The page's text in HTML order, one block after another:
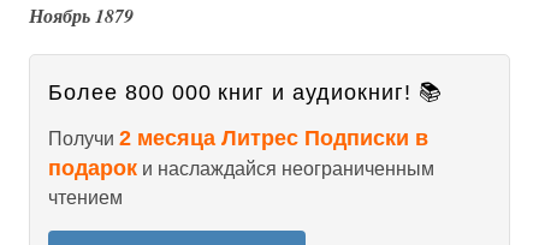
Ноябрь 1879
Более 800 000 книг и аудиокниг! 📚
Получи 2 месяца Литрес Подписки в
подарок и наслаждайся неограниченным
чтением